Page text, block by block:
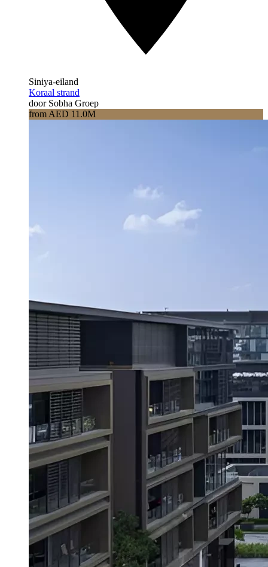
Siniya-eiland
Koraal strand
door Sobha Groep
from AED 11.0M